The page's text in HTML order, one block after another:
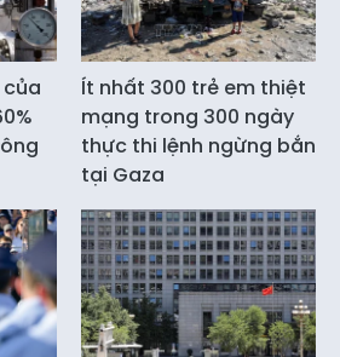
Ít nhất 300 trẻ em thiệt
mạng trong 300 ngày
thực thi lệnh ngừng bắn
tại Gaza